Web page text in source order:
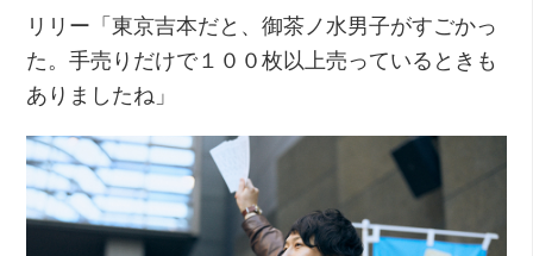
リリー「東京吉本だと、御茶ノ水男子がすごかっ
た。手売りだけで１００枚以上売っているときも
ありましたね」